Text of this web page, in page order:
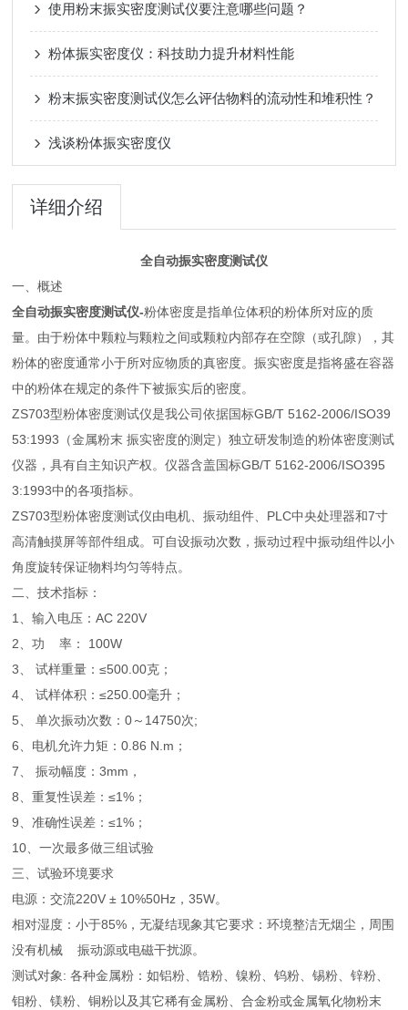
使用粉末振实密度测试仪要注意哪些问题？
粉体振实密度仪：科技助力提升材料性能
粉末振实密度测试仪怎么评估物料的流动性和堆积性？
浅谈粉体振实密度仪
详细介绍
全自动振实密度测试仪
一、概述
全自动振实密度测试仪-粉体密度是指单位体积的粉体所对应的质
量。由于粉体中颗粒与颗粒之间或颗粒内部存在空隙（或孔隙），其
粉体的密度通常小于所对应物质的真密度。振实密度是指将盛在容器
中的粉体在规定的条件下被振实后的密度。
ZS703型粉体密度测试仪是我公司依据国标GB/T 5162-2006/ISO39
53:1993（金属粉末 振实密度的测定）独立研发制造的粉体密度测试
仪器，具有自主知识产权。仪器含盖国标GB/T 5162-2006/ISO395
3:1993中的各项指标。
ZS703型粉体密度测试仪由电机、振动组件、PLC中央处理器和7寸
高清触摸屏等部件组成。可自设振动次数，振动过程中振动组件以小
角度旋转保证物料均匀等特点。
二、技术指标：
1、输入电压：AC 220V
2、功 率： 100W
3、 试样重量：≤500.00克；
4、 试样体积：≤250.00毫升；
5、 单次振动次数：0～14750次;
6、电机允许力矩：0.86 N.m；
7、 振动幅度：3mm，
8、重复性误差：≤1%；
9、准确性误差：≤1%；
10、一次最多做三组试验
三、试验环境要求
电源：交流220V ± 10%50Hz，35W。
相对湿度：小于85%，无凝结现象其它要求：环境整洁无烟尘，周围
没有机械 振动源或电磁干扰源。
测试对象: 各种金属粉：如铝粉、锆粉、镍粉、钨粉、锡粉、锌粉、
钼粉、镁粉、铜粉以及其它稀有金属粉、合金粉或金属氧化物粉末